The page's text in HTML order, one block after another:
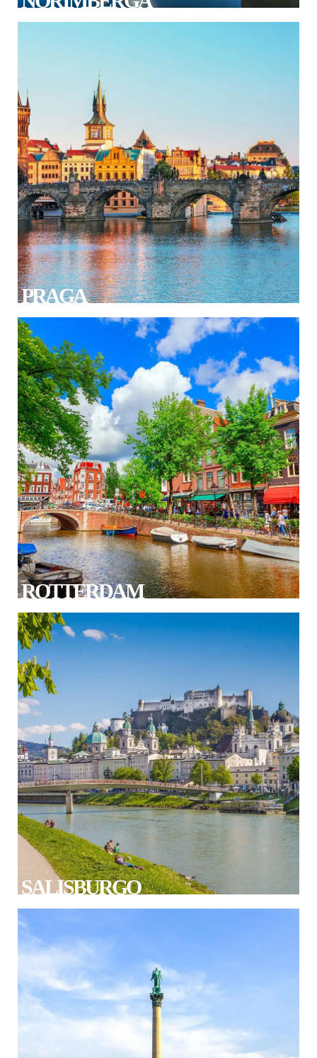
PRAGA
ROTTERDAM
SALISBURGO